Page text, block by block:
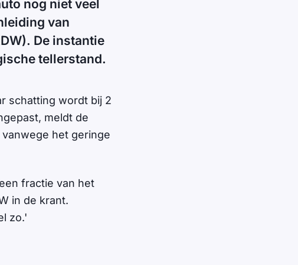
nog niet veel
van
De instantie
tellerstand.
schatting wordt bij 2
meldt de
het geringe
fractie van het
in de krant.
zo.'